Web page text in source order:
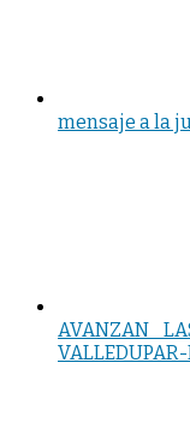
mensaje a la
AVANZAN
VALLEDUPAR-